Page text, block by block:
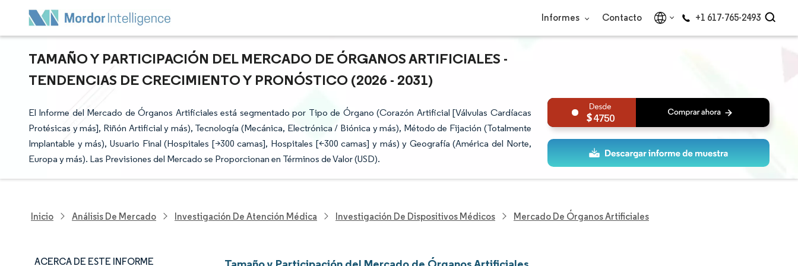
Informes Contacto +1 617-765-2493
TAMAÑO Y PARTICIPACIÓN DEL MERCADO DE ÓRGANOS ARTIFICIALES -
TENDENCIAS DE CRECIMIENTO Y PRONÓSTICO (2026 - 2031)
El Informe del Mercado de Órganos Artificiales está segmentado por Tipo de Órgano (Corazón Artificial [Válvulas Cardíacas
Protésicas y más], Riñón Artificial y más), Tecnología (Mecánica, Electrónica / Biónica y más), Método de Fijación (Totalmente
Implantable y más), Usuario Final (Hospitales [>300 camas], Hospitales [<300 camas] y más) y Geografía (América del Norte,
Europa y más). Las Previsiones del Mercado se Proporcionan en Términos de Valor (USD).
4750
Inicio Análisis De Mercado Investigación De Atención Médica Investigación De Dispositivos Médicos Mercado De Órganos Artificiales
ACERCA DE ESTE INFORME